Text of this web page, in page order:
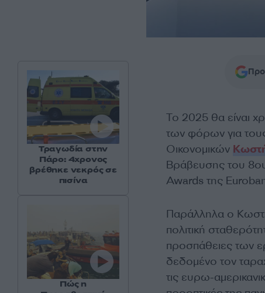
Το 2025 θα είναι
των φόρων για
Οικονομικών
Βράβευσης του
Awards της
Παράλληλα ο
πολιτική
προσπάθειες των
δεδομένο τον
τις ευρω-
Τραγωδία στην
Πάρο: 4χρονος
βρέθηκε νεκρός σε
πισίνα
Πώς η